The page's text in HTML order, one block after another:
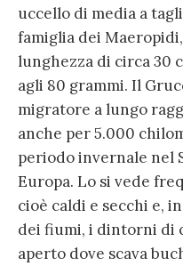
uccello di media a
famiglia dei
lunghezza di circa 30
agli 80 grammi. Il
migratore a lungo
anche per 5.000
periodo invernale nel
Europa. Lo si vede
cioè caldi e secchi e,
dei fiumi, i dintorni di
aperto dove scava